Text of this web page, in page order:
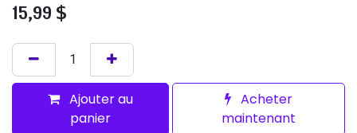
15,99 $
Ajouter au
panier
Acheter
maintenant